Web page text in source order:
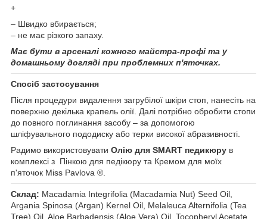
+
– Швидко вбирається;
– не має різкого запаху.
Має бути в арсеналі кожного майстра-профі та у
домашньому догляді при проблемних п'яточках.
Спосіб застосування
Після процедури видалення загрубілої шкіри стоп, нанесіть на
поверхню декілька крапель олії. Далі потрібно обробити стопи
до повного поглинання засобу – за допомогою
шліфувального пододиску або терки високої абразивності.
Радимо використовувати Олію для SMART педикюру в
комплексі з Пінкою для педікюру та Кремом для моїх
п'яточок Miss Pavlova ®.
Склад: Macadamia Integrifolia (Macadamia Nut) Seed Oil,
Argania Spinosa (Argan) Kernel Oil, Melaleuca Alternifolia (Tea
Tree) Oil, Aloe Barbadensis (Aloe Vera) Oil, Tocopheryl Acetate.